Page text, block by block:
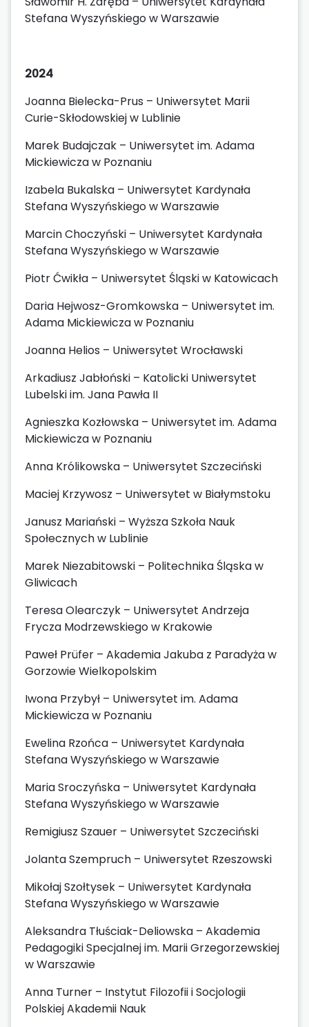
Stefana Wyszyńskiego w Warszawie
2024
Joanna Bielecka-Prus – Uniwersytet Marii
Curie-Skłodowskiej w Lublinie
Marek Budajczak – Uniwersytet im. Adama
Mickiewicza w Poznaniu
Izabela Bukalska – Uniwersytet Kardynała
Stefana Wyszyńskiego w Warszawie
Marcin Choczyński – Uniwersytet Kardynała
Stefana Wyszyńskiego w Warszawie
Piotr Ćwikła – Uniwersytet Śląski w Katowicach
Daria Hejwosz-Gromkowska – Uniwersytet im.
Adama Mickiewicza w Poznaniu
Joanna Helios – Uniwersytet Wrocławski
Arkadiusz Jabłoński – Katolicki Uniwersytet
Lubelski im. Jana Pawła II
Agnieszka Kozłowska – Uniwersytet im. Adama
Mickiewicza w Poznaniu
Anna Królikowska – Uniwersytet Szczeciński
Maciej Krzywosz – Uniwersytet w Białymstoku
Janusz Mariański – Wyższa Szkoła Nauk
Społecznych w Lublinie
Marek Niezabitowski – Politechnika Śląska w
Gliwicach
Teresa Olearczyk – Uniwersytet Andrzeja
Frycza Modrzewskiego w Krakowie
Paweł Prüfer – Akademia Jakuba z Paradyża w
Gorzowie Wielkopolskim
Iwona Przybył – Uniwersytet im. Adama
Mickiewicza w Poznaniu
Ewelina Rzońca – Uniwersytet Kardynała
Stefana Wyszyńskiego w Warszawie
Maria Sroczyńska – Uniwersytet Kardynała
Stefana Wyszyńskiego w Warszawie
Remigiusz Szauer – Uniwersytet Szczeciński
Jolanta Szempruch – Uniwersytet Rzeszowski
Mikołaj Szołtysek – Uniwersytet Kardynała
Stefana Wyszyńskiego w Warszawie
Aleksandra Tłuściak-Deliowska – Akademia
Pedagogiki Specjalnej im. Marii Grzegorzewskiej
w Warszawie
Anna Turner – Instytut Filozofii i Socjologii
Polskiej Akademii Nauk